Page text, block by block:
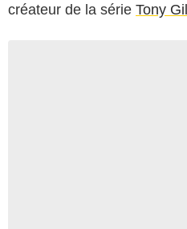
créateur de la série Tony